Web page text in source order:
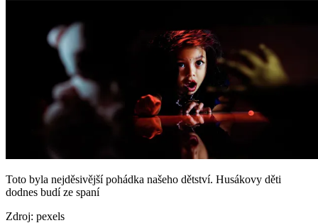
Toto byla nejděsivější pohádka našeho dětství. Husákovy děti
dodnes budí ze spaní
Zdroj: pexels